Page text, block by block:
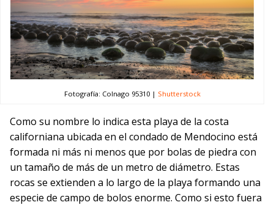
Fotografía: Colnago 95310 | Shutterstock
Como su nombre lo indica esta playa de la costa
californiana ubicada en el condado de Mendocino está
formada ni más ni menos que por bolas de piedra con
un tamaño de más de un metro de diámetro. Estas
rocas se extienden a lo largo de la playa formando una
especie de campo de bolos enorme. Como si esto fuera